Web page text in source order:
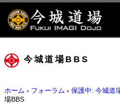
今城道場BBS
ホーム › フォーラム › 保護中: 今城道
場BBS